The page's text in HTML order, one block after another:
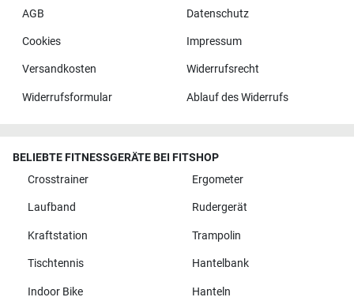
AGB
Datenschutz
Cookies Impressum
Versandkosten Widerrufsrecht
Widerrufsformular Ablauf des Widerrufs
BELIEBTE FITNESSGERÄTE BEI FITSHOP
Crosstrainer
Ergometer
Laufband Rudergerät
Kraftstation Trampolin
Tischtennis Hantelbank
Indoor Bike Hanteln